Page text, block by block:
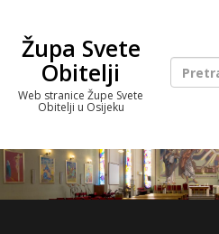
contentŽupa Svete
Obitelji
Web stranice Župe Svete
Obitelji u Osijeku